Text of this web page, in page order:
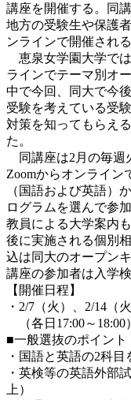
講座を開催する。同
地方の受験生や保護
ンラインで開催される
恵泉女学園大学で
ラインでテーマ別オ
中で今回、同大で今
受験を考えている受
対策を知ってもらえ
た。
同講座は2月の毎週
Zoomからオンライン
（国語および英語）
ログラムを選んで参
教員による大学案内
後に実施される個別
込は同大のオープン
講座の参加者は入学
【開催日程】
・2/7（火）、2/14（
（各日17:00～18:00）
■一般選抜のポイント
・国語と英語の2科
・英検等の英語外部
上）